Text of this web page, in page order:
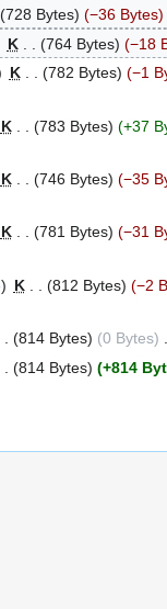
728 Bytes −36 Bytes
K 764 Bytes
−18
K 782 Bytes
−1
K 783 Bytes
+37
K 746 Bytes
−35
K 781 Bytes
−31
K 812 Bytes
−2
814 Bytes 0 Bytes
814 Bytes
+814